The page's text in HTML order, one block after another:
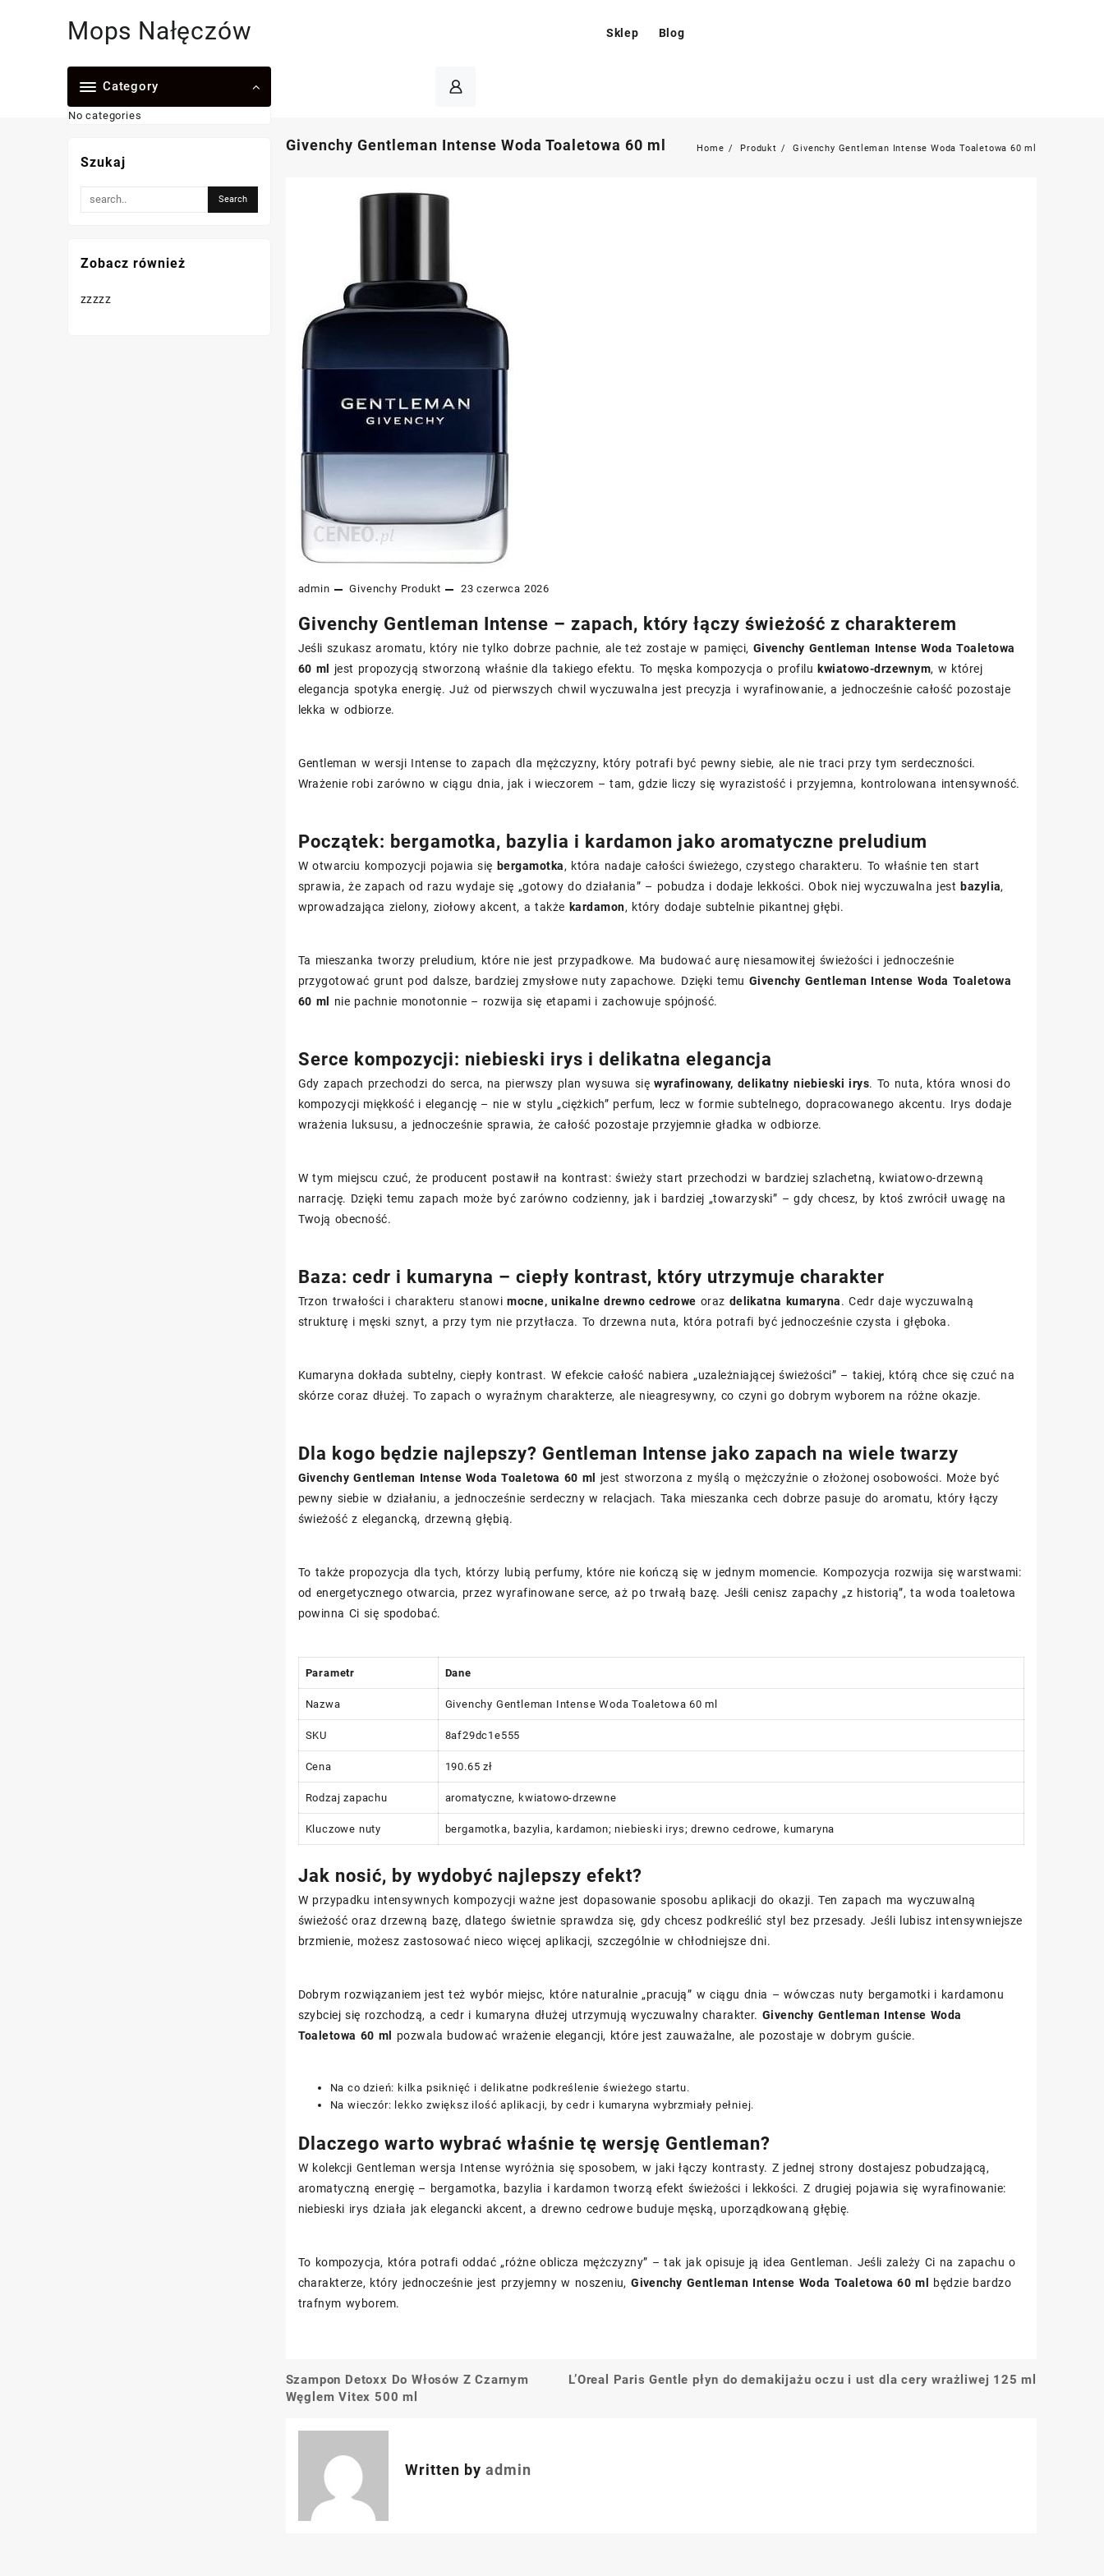
Mops Nałęczów Sklep Blog
Category
No categories
Givenchy Gentleman Intense Woda Toaletowa 60 ml Home Produkt Givenchy Gentleman Intense Woda Toaletowa 60 ml
admin Givenchy Produkt 23 czerwca 2026
Givenchy Gentleman Intense – zapach, który łączy świeżość z charakterem
Jeśli szukasz aromatu, który nie tylko dobrze pachnie, ale też zostaje w pamięci, Givenchy Gentleman Intense Woda Toaletowa
60 ml
jest propozycją stworzoną właśnie dla takiego efektu. To męska kompozycja o profilu kwiatowo-drzewnym, w której
elegancja spotyka energię. Już od pierwszych chwil wyczuwalna jest precyzja i wyrafinowanie, a jednocześnie całość pozostaje
lekka w odbiorze.
Gentleman w wersji Intense to zapach dla mężczyzny, który potrafi być pewny siebie, ale nie traci przy tym serdeczności.
Wrażenie robi zarówno w ciągu dnia, jak i wieczorem – tam, gdzie liczy się wyrazistość i przyjemna, kontrolowana intensywność.
Początek: bergamotka, bazylia i kardamon jako aromatyczne preludium
W otwarciu kompozycji pojawia się bergamotka, która nadaje całości świeżego, czystego charakteru. To właśnie ten start
sprawia, że zapach od razu wydaje się „gotowy do działania” – pobudza i dodaje lekkości. Obok niej wyczuwalna jest bazylia,
wprowadzająca zielony, ziołowy akcent, a także kardamon, który dodaje subtelnie pikantnej głębi.
Ta mieszanka tworzy preludium, które nie jest przypadkowe. Ma budować aurę niesamowitej świeżości i jednocześnie
przygotować grunt pod dalsze, bardziej zmysłowe nuty zapachowe. Dzięki temu Givenchy Gentleman Intense Woda Toaletowa
60 ml
nie pachnie monotonnie – rozwija się etapami i zachowuje spójność.
Serce kompozycji: niebieski irys i delikatna elegancja
Gdy zapach przechodzi do serca, na pierwszy plan wysuwa sięwyrafinowany, delikatny niebieski irys. To nuta, która wnosi do
kompozycji miękkość i elegancję – nie w stylu „ciężkich” perfum, lecz w formie subtelnego, dopracowanego akcentu. Irys dodaje
wrażenia luksusu, a jednocześnie sprawia, że całość pozostaje przyjemnie gładka w odbiorze.
W tym miejscu czuć, że producent postawił na kontrast: świeży start przechodzi w bardziej szlachetną, kwiatowo-drzewną
narrację. Dzięki temu zapach może być zarówno codzienny, jak i bardziej „towarzyski” – gdy chcesz, by ktoś zwrócił uwagę na
Twoją obecność.
Baza: cedr i kumaryna – ciepły kontrast, który utrzymuje charakter
Trzon trwałości i charakteru stanowimocne, unikalne drewno cedrowe oraz delikatna kumaryna. Cedr daje wyczuwalną
strukturę i męski sznyt, a przy tym nie przytłacza. To drzewna nuta, która potrafi być jednocześnie czysta i głęboka.
Kumaryna dokłada subtelny, ciepły kontrast. W efekcie całość nabiera „uzależniającej świeżości” – takiej, którą chce się czuć na
skórze coraz dłużej. To zapach o wyraźnym charakterze, ale nieagresywny, co czyni go dobrym wyborem na różne okazje.
Dla kogo będzie najlepszy? Gentleman Intense jako zapach na wiele twarzy
Givenchy Gentleman Intense Woda Toaletowa 60 ml
jest stworzona z myślą o mężczyźnie o złożonej osobowości. Może być
pewny siebie w działaniu, a jednocześnie serdeczny w relacjach. Taka mieszanka cech dobrze pasuje do aromatu, który łączy
świeżość z elegancką, drzewną głębią.
To także propozycja dla tych, którzy lubią perfumy, które nie kończą się w jednym momencie. Kompozycja rozwija się warstwami:
od energetycznego otwarcia, przez wyrafinowane serce, aż po trwałą bazę. Jeśli cenisz zapachy „z historią”, ta woda toaletowa
powinna Ci się spodobać.
Parametr Dane
Nazwa Givenchy Gentleman Intense Woda Toaletowa 60 ml
SKU 8af29dc1e555
Cena 190.65 zł
Rodzaj zapachu aromatyczne, kwiatowo-drzewne
Kluczowe nuty bergamotka, bazylia, kardamon; niebieski irys; drewno cedrowe, kumaryna
Jak nosić, by wydobyć najlepszy efekt?
W przypadku intensywnych kompozycji ważne jest dopasowanie sposobu aplikacji do okazji. Ten zapach ma wyczuwalną
świeżość oraz drzewną bazę, dlatego świetnie sprawdza się, gdy chcesz podkreślić styl bez przesady. Jeśli lubisz intensywniejsze
brzmienie, możesz zastosować nieco więcej aplikacji, szczególnie w chłodniejsze dni.
Dobrym rozwiązaniem jest też wybór miejsc, które naturalnie „pracują” w ciągu dnia – wówczas nuty bergamotki i kardamonu
szybciej się rozchodzą, a cedr i kumaryna dłużej utrzymują wyczuwalny charakter. Givenchy Gentleman Intense Woda
Toaletowa 60 ml pozwala budować wrażenie elegancji, które jest zauważalne, ale pozostaje w dobrym guście.
Na co dzień: kilka psiknięć i delikatne podkreślenie świeżego startu.
Na wieczór: lekko zwiększ ilość aplikacji, by cedr i kumaryna wybrzmiały pełniej.
Dlaczego warto wybrać właśnie tę wersję Gentleman?
W kolekcji Gentleman wersja Intense wyróżnia się sposobem, w jaki łączy kontrasty. Z jednej strony dostajesz pobudzającą,
aromatyczną energię – bergamotka, bazylia i kardamon tworzą efekt świeżości i lekkości. Z drugiej pojawia się wyrafinowanie:
niebieski irys działa jak elegancki akcent, a drewno cedrowe buduje męską, uporządkowaną głębię.
To kompozycja, która potrafi oddać „różne oblicza mężczyzny” – tak jak opisuje ją idea Gentleman. Jeśli zależy Ci na zapachu o
charakterze, który jednocześnie jest przyjemny w noszeniu,Givenchy Gentleman Intense Woda Toaletowa 60 ml
będzie bardzo
trafnym wyborem.
Nawigacja
Szampon Detoxx Do Włosów Z Czarnym
Węglem Vitex 500 ml
L’Oreal Paris Gentle płyn do demakijażu oczu i ust dla cery wrażliwej 125 ml
Written by admin
Szukaj
Zobacz również
zzzzz